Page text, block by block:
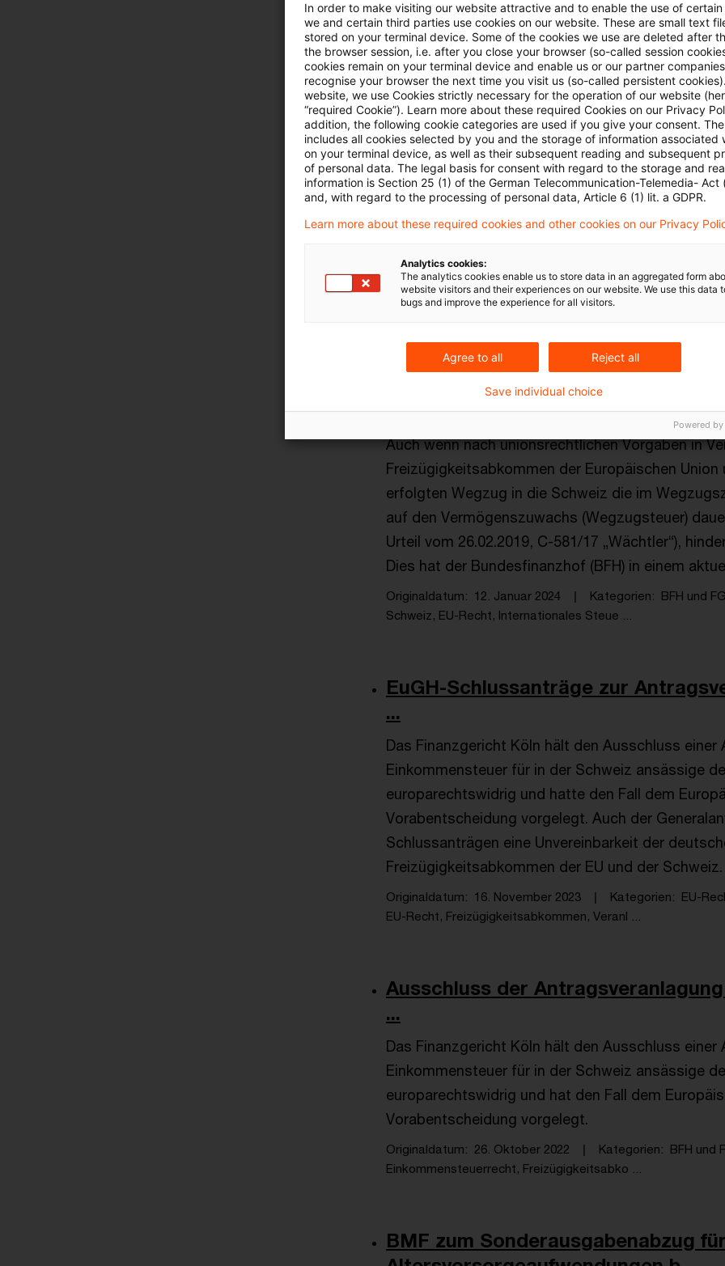
haben.
Originaldatum 06. August 2024 Kategorien
Schweiz, EU-Recht, Freizügigkeitsabkomme ...
EuGH: Antragsveranlagung auch
Aufgrund eines Vorabentscheidungsersuchens
Europäische Gerichtshof entschieden, dass die
Antragsveranlagung zur Einkommensteuer für in
Arbeitnehmer unionsrechtswidrig ist. Einer
Freizügigkeitsabkommen zwischen der EU und
Originaldatum 30. Mai 2024 Kategorien EU-Recht
Wegzugsbesteuerung bei einem
...
Auch wenn nach unionsrechtlichen Vorgaben in
Freizügigkeitsabkommen der Europäischen
erfolgten Wegzug in die Schweiz die im
auf den Vermögenszuwachs (Wegzugsteuer)
Urteil vom 26.02.2019, C-581/17 „Wächtler“),
Dies hat der Bundesfinanzhof (BFH) in einem
Originaldatum 12. Januar 2024 Kategorien BFH und
Schweiz, EU-Recht, Internationales Steue ...
EuGH-Schlussanträge zur
...
Das Finanzgericht Köln hält den Ausschluss einer
Einkommensteuer für in der Schweiz ansässige
europarechtswidrig und hatte den Fall dem
Vorabentscheidung vorgelegt. Auch der
Schlussanträgen eine Unvereinbarkeit der
Freizügigkeitsabkommen der EU und der Schweiz.
Originaldatum 16. November 2023 Kategorien EU-
EU-Recht, Freizügigkeitsabkommen, Veranl ...
Ausschluss der
...
Das Finanzgericht Köln hält den Ausschluss einer
Einkommensteuer für in der Schweiz ansässige
europarechtswidrig und hat den Fall dem
Vorabentscheidung vorgelegt.
Originaldatum 26. Oktober 2022 Kategorien BFH und
Einkommensteuerrecht, Freizügigkeitsabko ...
BMF zum Sonderausgabenabzug für
In order to make visiting our website attractive and to enable the use of
we and certain third parties use cookies on our website. These are small text
stored on your terminal device. Some of the cookies we use are deleted after
the browser session, i.e. after you close your browser (so-called session
cookies remain on your terminal device and enable us or our partner
recognise your browser the next time you visit us (so-called persistent
website, we use Cookies strictly necessary for the operation of our website
“required Cookie”). Learn more about these required Cookies on our Privacy
addition, the following cookie categories are used if you give your consent.
includes all cookies selected by you and the storage of information associated
on your terminal device, as well as their subsequent reading and subsequent
of personal data. The legal basis for consent with regard to the storage and
information is Section 25 (1) of the German Telecommunication-Telemedia- Act
and, with regard to the processing of personal data, Article 6 (1) lit. a GDPR.
Learn more about these required cookies and other cookies on our Privacy
Analytics cookies:
The analytics cookies enable us to store data in an aggregated form
website visitors and their experiences on our website. We use this data
bugs and improve the experience for all visitors.
Agree to all Reject all
Save individual choice
Powered by